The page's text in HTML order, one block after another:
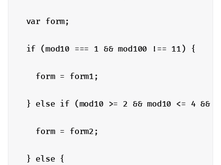
  var form;
  if (mod10 === 1 && mod100 !== 11) {
    form = form1;
} else if (mod10 >= 2 && mod10 <= 4 &&
    form = form2;
  } else {